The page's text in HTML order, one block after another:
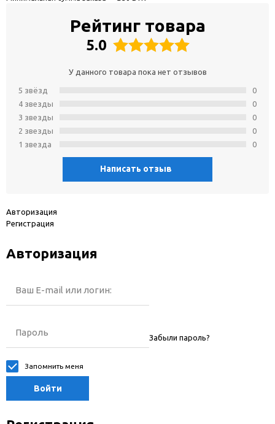
Рейтинг товара
5.0
У данного товара пока нет отзывов
5 звёзд
4 звeзды
3 звeзды
2 звeзды
1 звeзда
0
0
0
0
0
Написать отзыв
Авторизация
Регистрация
Авторизация
Ваш E-mail или логин:
Пароль Забыли пароль?
Запомнить меня
Войти